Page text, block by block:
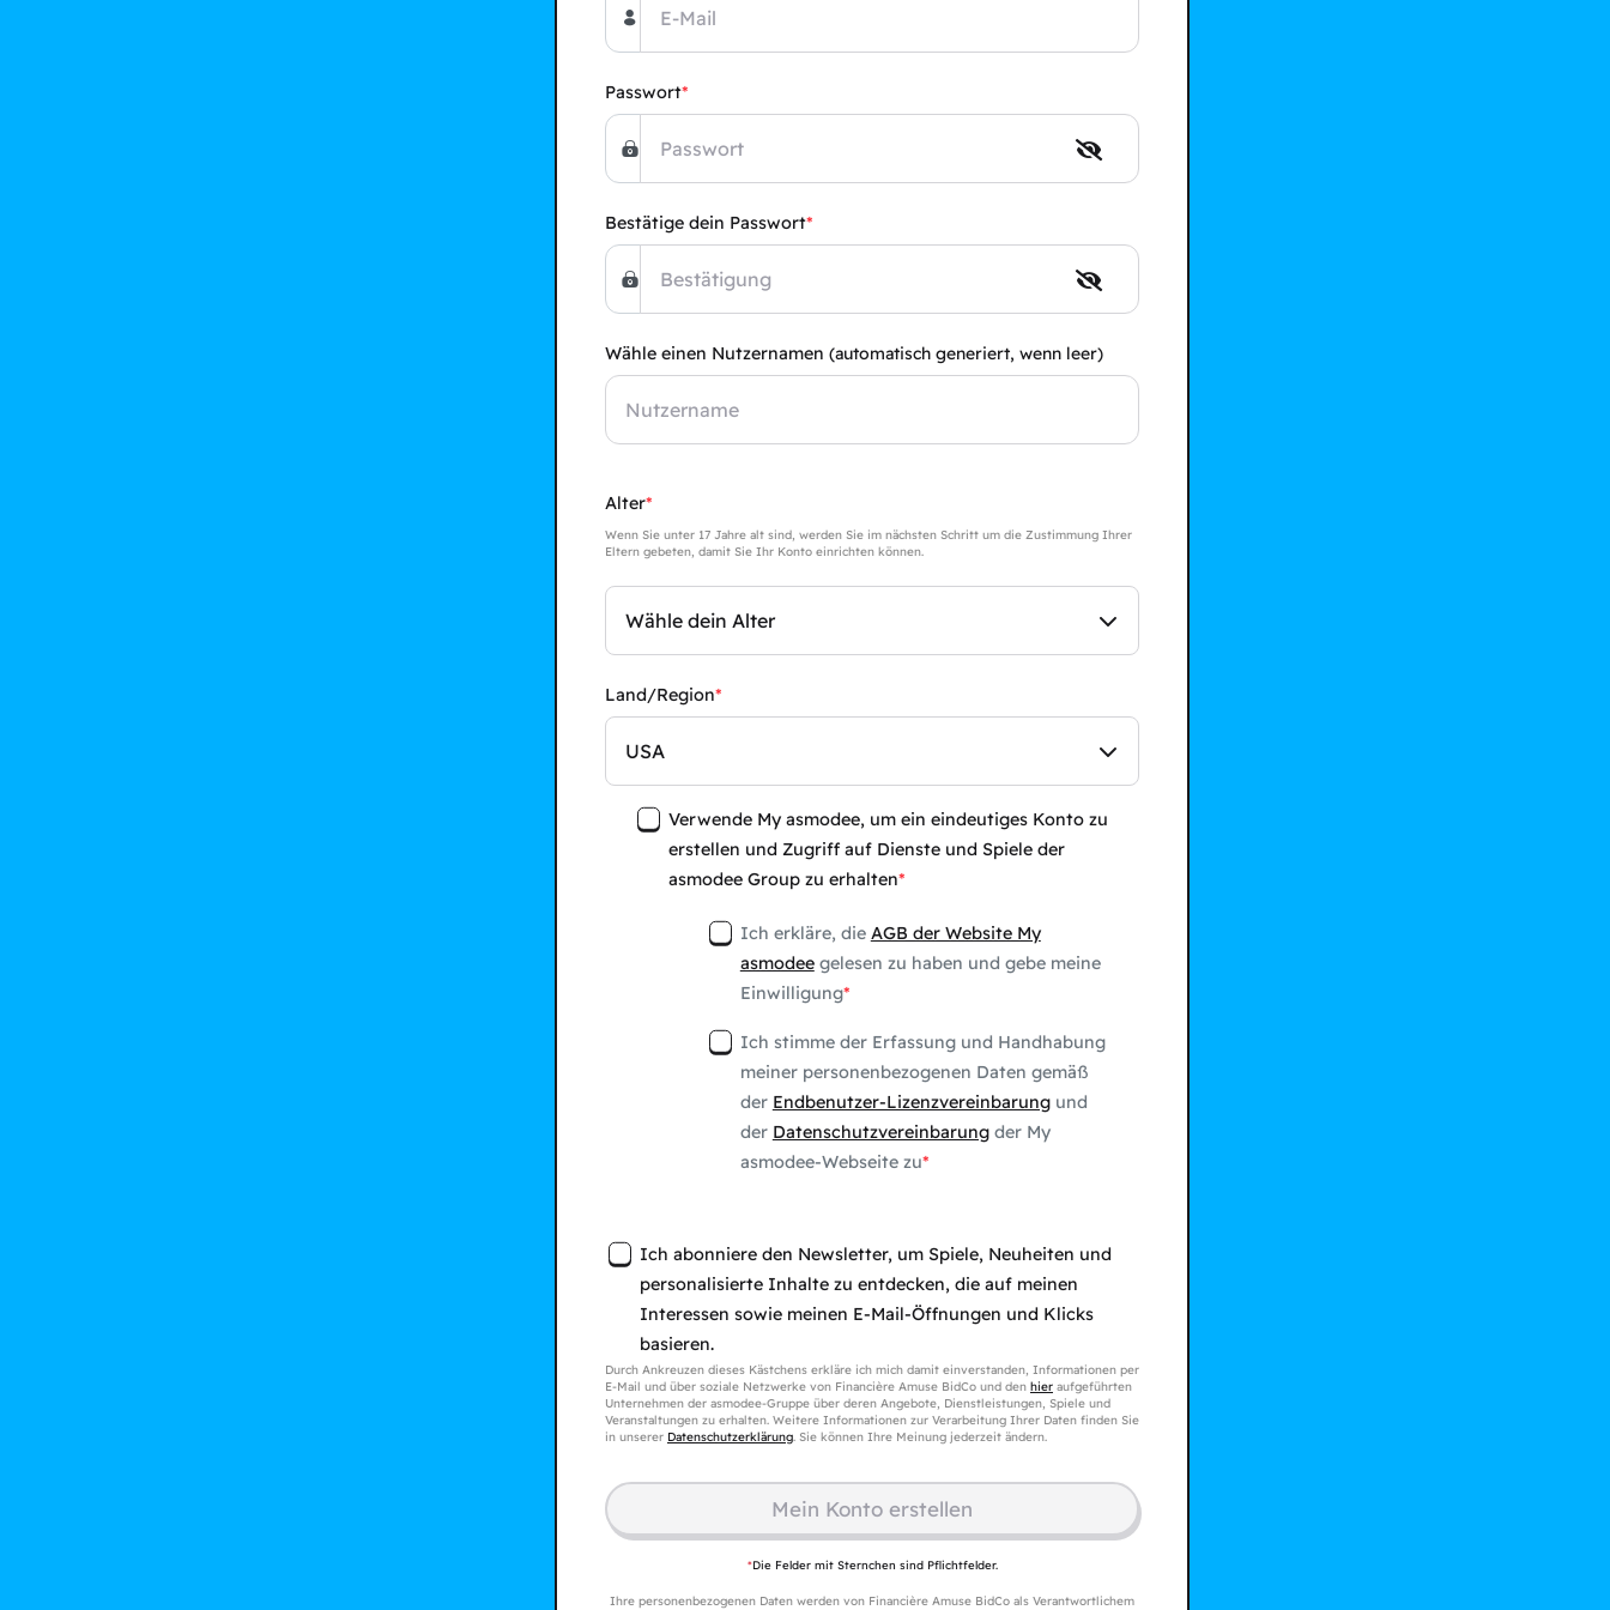
Passwort
Bestätige dein Passwort
Wähle einen Nutzernamen (automatisch generiert, wenn leer)
Alter
Wenn Sie unter 17 Jahre alt sind, werden Sie im nächsten Schritt um die Zustimmung Ihrer
Eltern gebeten, damit Sie Ihr Konto einrichten können.
Wähle dein Alter
Land/Region
USA
Verwende My asmodee, um ein eindeutiges Konto zu
erstellen und Zugriff auf Dienste und Spiele der
asmodee Group zu erhalten
Ich erkläre, die AGB der Website My
asmodeegelesen zu haben und gebe meine
Einwilligung
Ich stimme der Erfassung und Handhabung
meiner personenbezogenen Daten gemäß
der Endbenutzer-Lizenzvereinbarungund
der Datenschutzvereinbarungder My
asmodee-Webseite zu
Ich abonniere den Newsletter, um Spiele, Neuheiten und
personalisierte Inhalte zu entdecken, die auf meinen
Interessen sowie meinen E-Mail-Öffnungen und Klicks
basieren.
Durch Ankreuzen dieses Kästchens erkläre ich mich damit einverstanden, Informationen per
E-Mail und über soziale Netzwerke von Financière Amuse BidCo und den hier aufgeführten
Unternehmen der asmodee-Gruppe über deren Angebote, Dienstleistungen, Spiele und
Veranstaltungen zu erhalten. Weitere Informationen zur Verarbeitung Ihrer Daten finden Sie
in unserer Datenschutzerklärung. Sie können Ihre Meinung jederzeit ändern.
Mein Konto erstellen​
*Die Felder mit Sternchen sind Pflichtfelder.
Ihre personenbezogenen Daten werden von Financière Amuse BidCo als Verantwortlichem